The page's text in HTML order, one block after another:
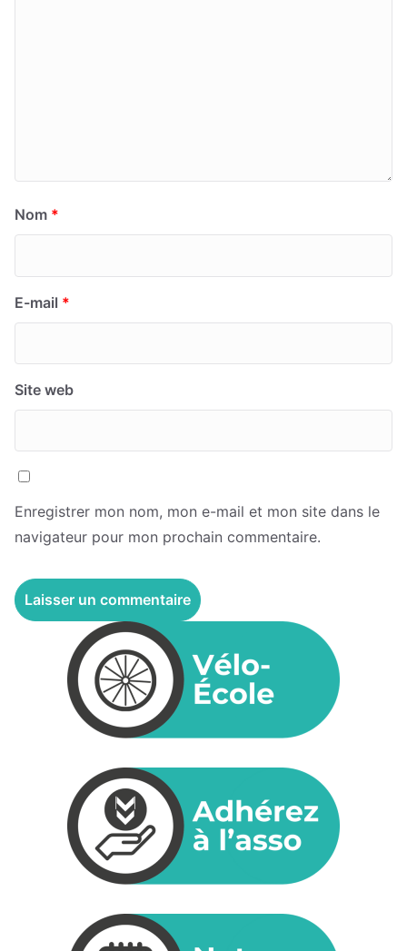
Nom *
E-mail *
Site web
Enregistrer mon nom, mon e-mail et mon site dans le
navigateur pour mon prochain commentaire.